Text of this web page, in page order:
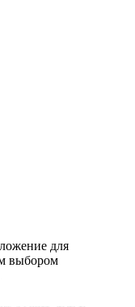
для
выбором